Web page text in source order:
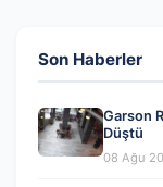
Son Haberler
Garson
Düştü
08 Ağu